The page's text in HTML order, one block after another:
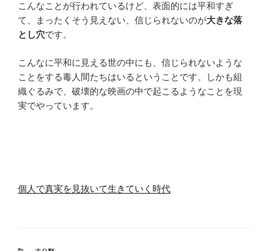
こんなことが行われているけど、表面的には平和すぎ
て、まったくそう見えない、信じられないのが大きな落
とし穴です。
こんなに平和に見える世の中にも、信じられないような
ことをする毒人間たちはいるということです。しかも組
織ぐるみで、破壊的な映画の中で起こるようなことを現
実でやっています。
個人で真実を見抜いて生きていく時代